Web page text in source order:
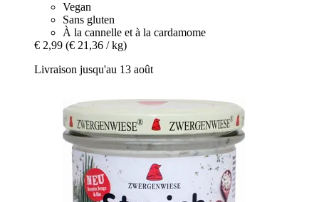
Vegan
Sans gluten
À la cannelle et à la cardamome
€ 2,99 (€ 21,36 / kg)
Livraison jusqu'au 13 août